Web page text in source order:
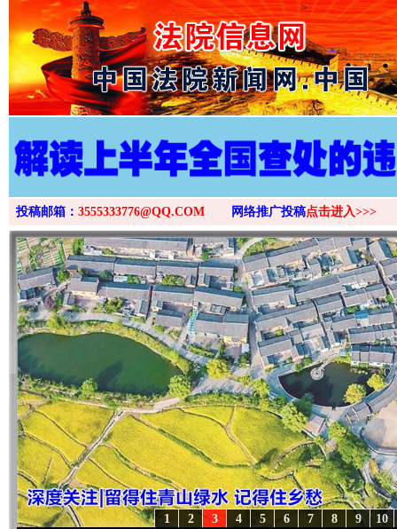
>
投稿邮箱： 3555333776@QQ.COM 网络推广投稿点击进入>>>
10
9
8
7
6
5
4
3
2
1